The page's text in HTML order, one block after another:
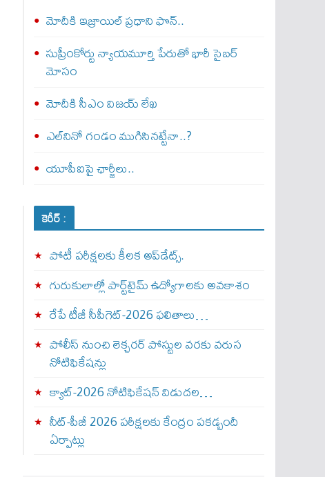
మోదీకి ఇజ్రాయిల్ ప్ర‌ధాని ఫొన్..
సుప్రీంకోర్టు న్యాయమూర్తి పేరుతో భారీ సైబర్
మోసం
మోదీకి సీఎం విజయ్ లేఖ
ఎల్‌నినో గండం ముగిసినట్టేనా..?
యూపీఐపై ఛార్జీలు..
కెరీర్ :
పోటీ పరీక్షలకు కీలక అప్‌డేట్స్.
గురుకులాల్లో పార్ట్‌టైమ్ ఉద్యోగాలకు అవకాశం
రేపే టీజీ సీపీగెట్‌-2026 ఫలితాలు…
పోలీస్ నుంచి లెక్చరర్ పోస్టుల వరకు వరుస
నోటిఫికేషన్లు
క్యాట్-2026 నోటిఫికేషన్ విడుదల…
నీట్-పీజీ 2026 పరీక్షలకు కేంద్రం పకడ్బందీ
ఏర్పాట్లు